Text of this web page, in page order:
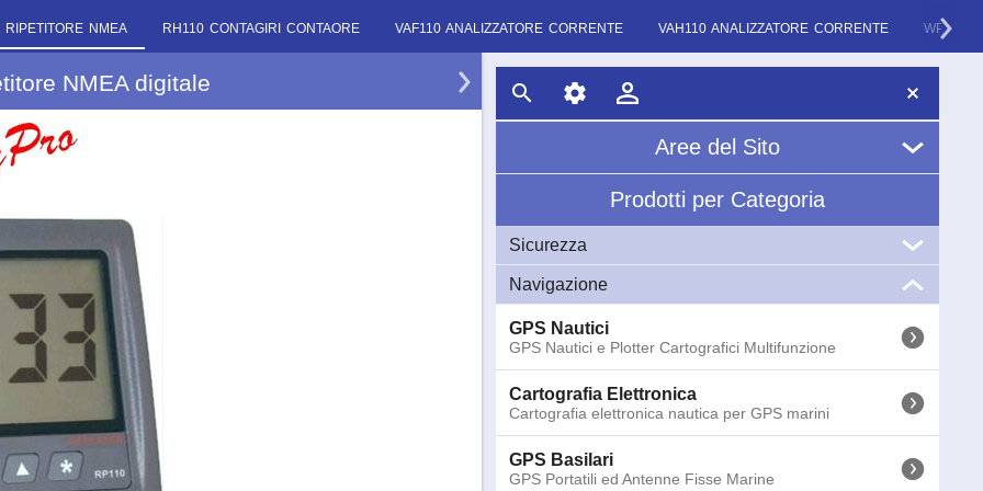
RIPETITORE NMEA RH110 CONTAGIRI CONTAORE VAF110 ANALIZZATORE CORRENTE VAH110 ANALIZZATORE CORRENTE WPT110
NMEA digitale
Aree del Sito
Chi Siamo
News
Glossario
Prodotti per Categoria
Sicurezza
VHF
VHF Marini Portatili e Fissi
EPIRB
EPIRB GME Radio Boe di Emergenza COSPAS-
SARSAT
AIS
AIS (Automatic Identification System) Ricevitori e
Transponder
Navigazione
GPS Nautici
GPS Nautici e Plotter Cartografici Multifunzione
Cartografia Elettronica
Cartografia elettronica nautica per GPS marini
GPS Basilari
GPS Portatili ed Antenne Fisse Marine